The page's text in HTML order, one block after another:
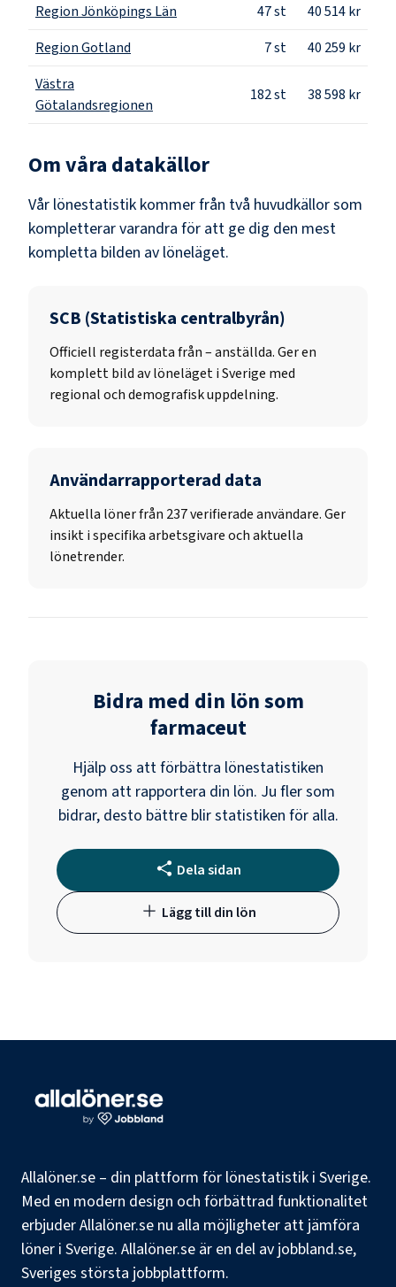
Region Jönköpings Län
47st
40 514 kr
Region Gotland
7st
40 259 kr
Västra
Götalandsregionen
182st 38 598 kr
Om våra datakällor
Vår lönestatistik kommer från två huvudkällor som
kompletterar varandra för att ge dig den mest
kompletta bilden av löneläget.
SCB (Statistiska centralbyrån)
Officiell registerdata från–anställda. Ger en
komplett bild av löneläget i Sverige med
regional och demografisk uppdelning.
Användarrapporterad data
Aktuella löner från 237 verifierade användare. Ger
insikt i specifika arbetsgivare och aktuella
lönetrender.
Bidra med din lön som
farmaceut
Hjälp oss att förbättra lönestatistiken
genom att rapportera din lön. Ju fler som
bidrar, desto bättre blir statistiken för alla.
Dela sidan
Lägg till din lön
Allalöner.se – din plattform för lönestatistik i Sverige.
Med en modern design och förbättrad funktionalitet
erbjuder Allalöner.se nu alla möjligheter att jämföra
löner i Sverige. Allalöner.se är en del av jobbland.se,
Sveriges största jobbplattform.